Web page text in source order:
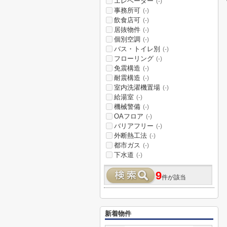
事務所可 (-)
飲食店可 (-)
居抜物件 (-)
個別空調 (-)
バス・トイレ別 (-)
フローリング (-)
免震構造 (-)
耐震構造 (-)
室内洗濯機置場 (-)
給湯室 (-)
機械警備 (-)
OAフロア (-)
バリアフリー (-)
外断熱工法 (-)
都市ガス (-)
下水道 (-)
9件が該当
新着物件